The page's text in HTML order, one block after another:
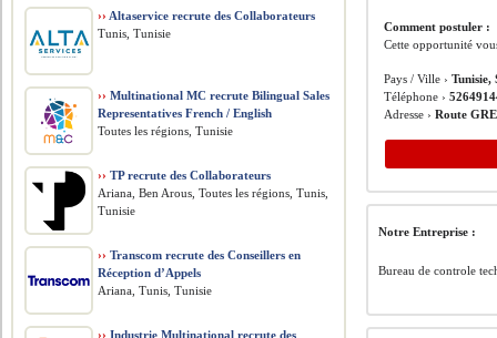
Comment postuler :
Cette opportunité
Pays / Ville ›Tunisie,
Téléphone ›
Adresse ›Route
Notre Entreprise :
Bureau de controle
›› Altaservice recrute des Collaborateurs
Tunis, Tunisie
›› Multinational MC recrute Bilingual Sales
Representatives French / English
Toutes les régions, Tunisie
›› TP recrute des Collaborateurs
Ariana, Ben Arous, Toutes les régions, Tunis,
Tunisie
›› Transcom recrute des Conseillers en
Réception d’Appels
Ariana, Tunis, Tunisie
›› Industrie Multinational recrute des